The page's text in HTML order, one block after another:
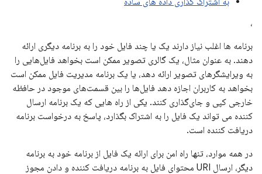
،
برنامه ها اغلب نیاز دارند یک یا چند فایل خود را به برنامه دیگری ارائه
دهند. به عنوان مثال، یک گالری تصویر ممکن است بخواهد فایل‌هایی را
به ویرایشگرهای تصویر ارائه دهد، یا یک برنامه مدیریت فایل ممکن است
بخواهد به کاربران اجازه دهد فایل‌ها را بین قسمت‌های موجود در حافظه
خارجی کپی و جای‌گذاری کنند. یکی از راه هایی که یک برنامه ارسال
کننده می تواند یک فایل را به اشتراک بگذارد، پاسخ به درخواست برنامه
دریافت کننده است.
در همه موارد، تنها راه امن برای ارائه یک فایل از برنامه خود به برنامه
دیگر، ارسال URI محتوای فایل به برنامه دریافت کننده و دادن مجوز